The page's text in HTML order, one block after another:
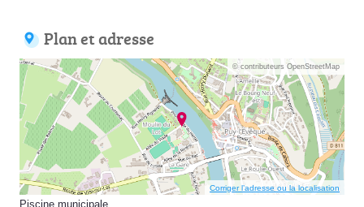
Plan et adresse
© contributeurs OpenStreetMap
Corriger l’adresse ou la localisation
Piscine municipale